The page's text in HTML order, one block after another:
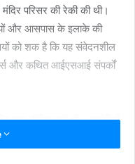
परिसर की रेकी की थी।
और आसपास के इलाके की
को शक है कि यह संवेदनशील
और कथित आईएसआई संपर्कों
तक सीमित नहीं थी। आरोपियों
और अर्धसैनिक बलों को